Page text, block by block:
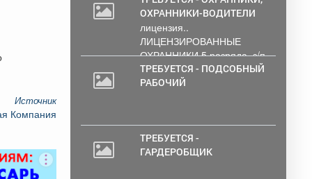
Источник
Компания
ОХРАННИКИ-ВОДИТЕЛИ
лицензия..
ЛИЦЕНЗИРОВАННЫЕ
ОХРАННИКИ 5 разряда, з/п
от 33000 руб. 6...
ТРЕБУЕТСЯ - ПОДСОБНЫЙ
РАБОЧИЙ
ТРЕБУЕТСЯ -
ГАРДЕРОБЩИК